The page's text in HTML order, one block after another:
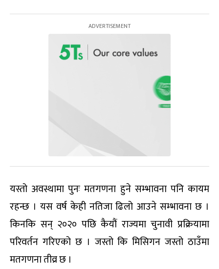
यस्तो अवस्थामा पुनः मतगणना हुने सम्भावना पनि कायम
रहन्छ । यस वर्ष केही नतिजा ढिलो आउने सम्भावना छ ।
किनकि सन् २०२० पछि कैयौं राज्यमा चुनावी प्रक्रियामा
परिवर्तन गरिएको छ । जस्तो कि मिसिगन जस्तो ठाउँमा
मतगणना तीव्र छ ।